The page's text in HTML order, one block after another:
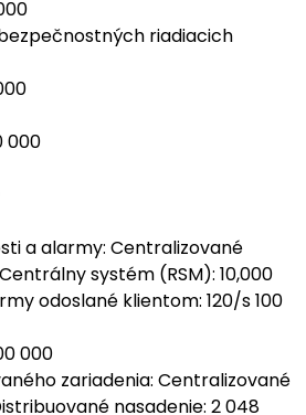
riadiacich
000
a alarmy: Centralizované
systém (RSM): 10,000
odoslané klientom: 120/s 100
000
zariadenia: Centralizované
nasadenie: 2 048